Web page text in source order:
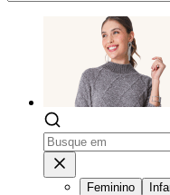
Feminino